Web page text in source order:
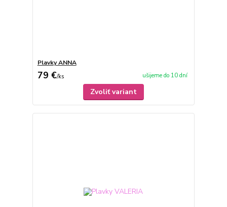
Plavky ANNA
79 €/ks ušijeme do 10 dní
Zvoliť variant